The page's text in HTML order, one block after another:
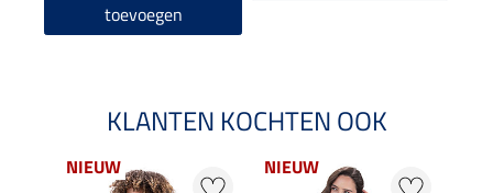
toevoegen
KLANTEN KOCHTEN OOK
NIEUW NIEUW